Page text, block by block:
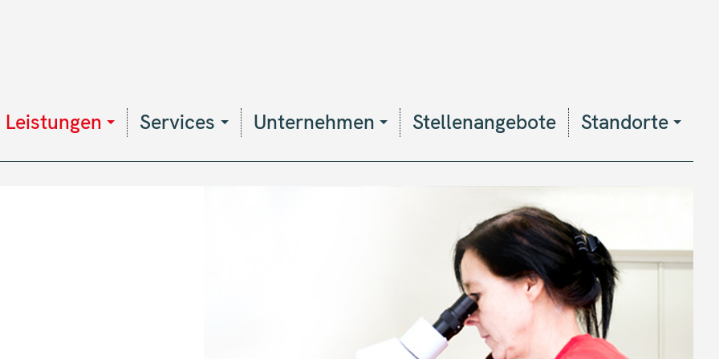
Hauptnavigation
Leistungen Services Unternehmen Stellenangebote Standorte